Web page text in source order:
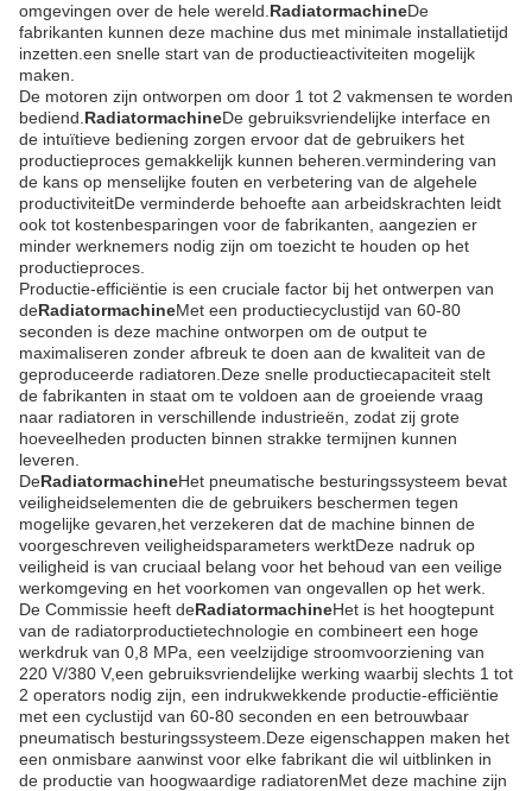
omgevingen over de hele wereld. RadiatormachineDe
fabrikanten kunnen deze machine dus met minimale installatietijd
inzetten.een snelle start van de productieactiviteiten mogelijk
maken.
De motoren zijn ontworpen om door 1 tot 2 vakmensen te worden
bediend. RadiatormachineDe gebruiksvriendelijke interface en
de intuïtieve bediening zorgen ervoor dat de gebruikers het
productieproces gemakkelijk kunnen beheren.vermindering van
de kans op menselijke fouten en verbetering van de algehele
productiviteitDe verminderde behoefte aan arbeidskrachten leidt
ook tot kostenbesparingen voor de fabrikanten, aangezien er
minder werknemers nodig zijn om toezicht te houden op het
productieproces.
Productie-efficiëntie is een cruciale factor bij het ontwerpen van
deRadiatormachineMet een productiecyclustijd van 60-80
seconden is deze machine ontworpen om de output te
maximaliseren zonder afbreuk te doen aan de kwaliteit van de
geproduceerde radiatoren.Deze snelle productiecapaciteit stelt
de fabrikanten in staat om te voldoen aan de groeiende vraag
naar radiatoren in verschillende industrieën, zodat zij grote
hoeveelheden producten binnen strakke termijnen kunnen
leveren.
DeRadiatormachineHet pneumatische besturingssysteem bevat
veiligheidselementen die de gebruikers beschermen tegen
mogelijke gevaren,het verzekeren dat de machine binnen de
voorgeschreven veiligheidsparameters werktDeze nadruk op
veiligheid is van cruciaal belang voor het behoud van een veilige
werkomgeving en het voorkomen van ongevallen op het werk.
De Commissie heeft deRadiatormachineHet is het hoogtepunt
van de radiatorproductietechnologie en combineert een hoge
werkdruk van 0,8 MPa, een veelzijdige stroomvoorziening van
220 V/380 V,een gebruiksvriendelijke werking waarbij slechts 1 tot
2 operators nodig zijn, een indrukwekkende productie-efficiëntie
met een cyclustijd van 60-80 seconden en een betrouwbaar
pneumatisch besturingssysteem.Deze eigenschappen maken het
een onmisbare aanwinst voor elke fabrikant die wil uitblinken in
de productie van hoogwaardige radiatorenMet deze machine zijn